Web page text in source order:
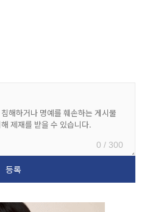
0 / 300